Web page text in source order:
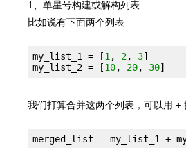
1、单星号构建或解构列表
比如说有下面两个列表
my_list_1 = [1 , 2, 3]
my_list_2 =
[10, 20, 30]
我们打算合并这两个列表，可以用 +
merged_list = my_list_1 +